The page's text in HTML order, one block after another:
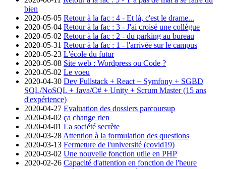
bien
2020-05-05 Retour à la fac : 4 - Et là, c'est le drame...
2020-05-04 Retour à la fac : 3 - J'ai croisé une collègue
2020-05-02 Retour à la fac : 2 - du parking au bureau
2020-05-31 Retour à la fac : 1 - l'arrivée sur le campus
2020-05-23 L'école du futur
2020-05-08 Site web : Wordpress ou Code ?
2020-05-02 Le voeu
2020-04-30 Dev Fullstack + React + Symfony + SGBD
SQL/NoSQL + Java/C# + Unity + Scrum Master (15 ans
d'expérience)
2020-04-27 Evaluation des dossiers parcoursup
2020-04-02 ça change rien
2020-04-01 La société secrète
2020-03-28 Attention à la formulation des questions
2020-03-13 Fermeture de l'université (covid19)
2020-03-02 Une nouvelle fonction utile en PHP
2020-02-26 Capacité d'attention en fonction de l'heure